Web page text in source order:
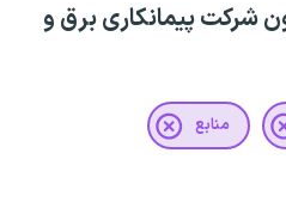
شرکت پیمانکاری برق و
منابع